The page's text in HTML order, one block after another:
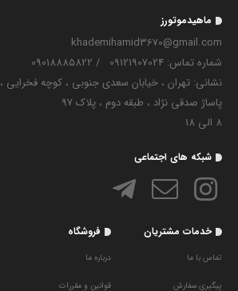
ماهیدموتورز
khademihamid3670@gmail.com
شماره تماس‌: 09121907024
/
09018885822
نشانی: تهران ، خیابان سعدی جنوبی ، کوچه فخرایی ،
پاساژ صدقی نژاد ، طبقه دوم ، پلاک 97
8 الی 18
شبکه های اجتماعی
خدمات مشتریان
تماس با ما
پیگیری سفارش
فروشگاه
درباره ما
قوانین و مقررات